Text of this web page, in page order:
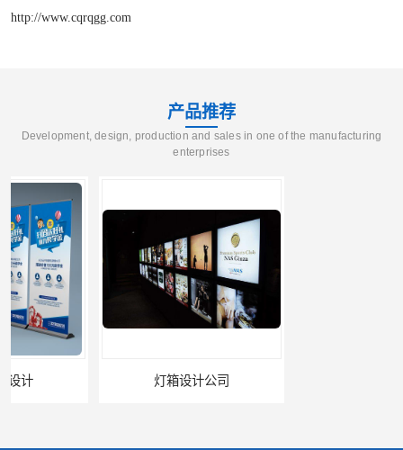
http://www.cqrqgg.com
产品推荐
Development, design, production and sales in one of the manufacturing
enterprises